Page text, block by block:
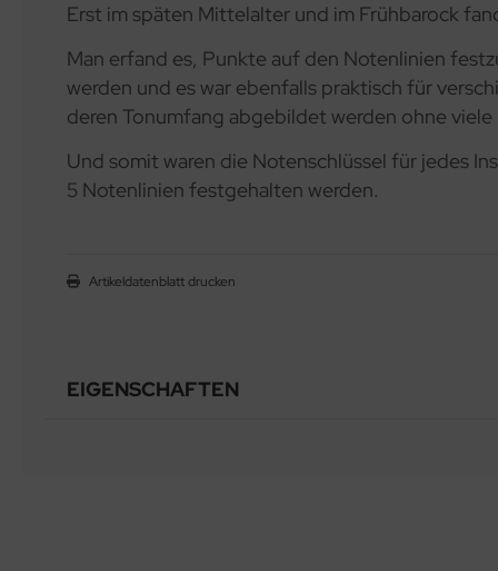
Erst im späten Mittelalter und im Frühbarock
Man erfand es, Punkte auf den Notenlinien
werden und es war ebenfalls praktisch für
deren Tonumfang abgebildet werden ohne
Und somit waren die Notenschlüssel für jedes
5 Notenlinien festgehalten werden.
Artikeldatenblatt drucken
EIGENSCHAFTEN